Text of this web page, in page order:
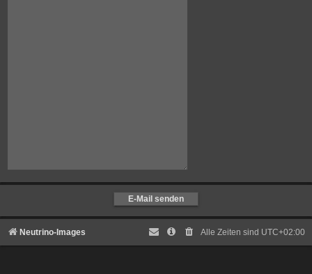
Neutrino-Images Alle Zeiten sind UTC+02:00